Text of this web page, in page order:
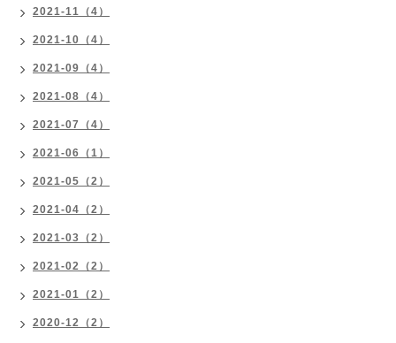
2021-11（4）
2021-10（4）
2021-09（4）
2021-08（4）
2021-07（4）
2021-06（1）
2021-05（2）
2021-04（2）
2021-03（2）
2021-02（2）
2021-01（2）
2020-12（2）